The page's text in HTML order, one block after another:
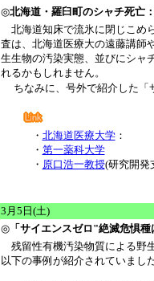
◎北海道・羅臼町のシャチ死亡
北海道知床で流氷に閉じこめ
査は、北海道医療大の遠藤講師
生生物の汚染実態、並びにシャ
れるかもしれません。
ちなみに、号外で紹介した
・ 北海道医療大学：
・ 第一薬科大学
・ 原口浩一教授(研究開発
3月5日(土)
◎「サイエンスゼロ"絶滅危惧
残留性有機汚染物質による野
以下の事例が紹介されていました